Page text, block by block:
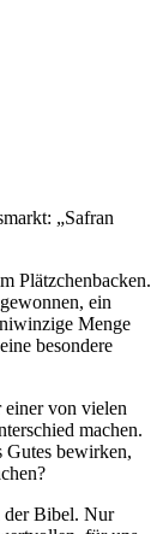
„Safran
Plätzchenbacken.
ein
Menge
besondere
einer von vielen
machen.
Gutes bewirken,
der Bibel. Nur